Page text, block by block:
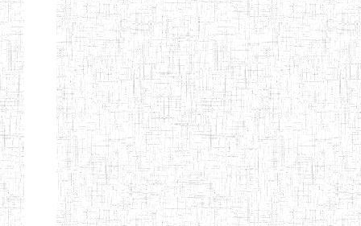
Nature
Arrondissement
Denomination Création Type
ENIEG LES
25/09/1995 ENIEG Privé